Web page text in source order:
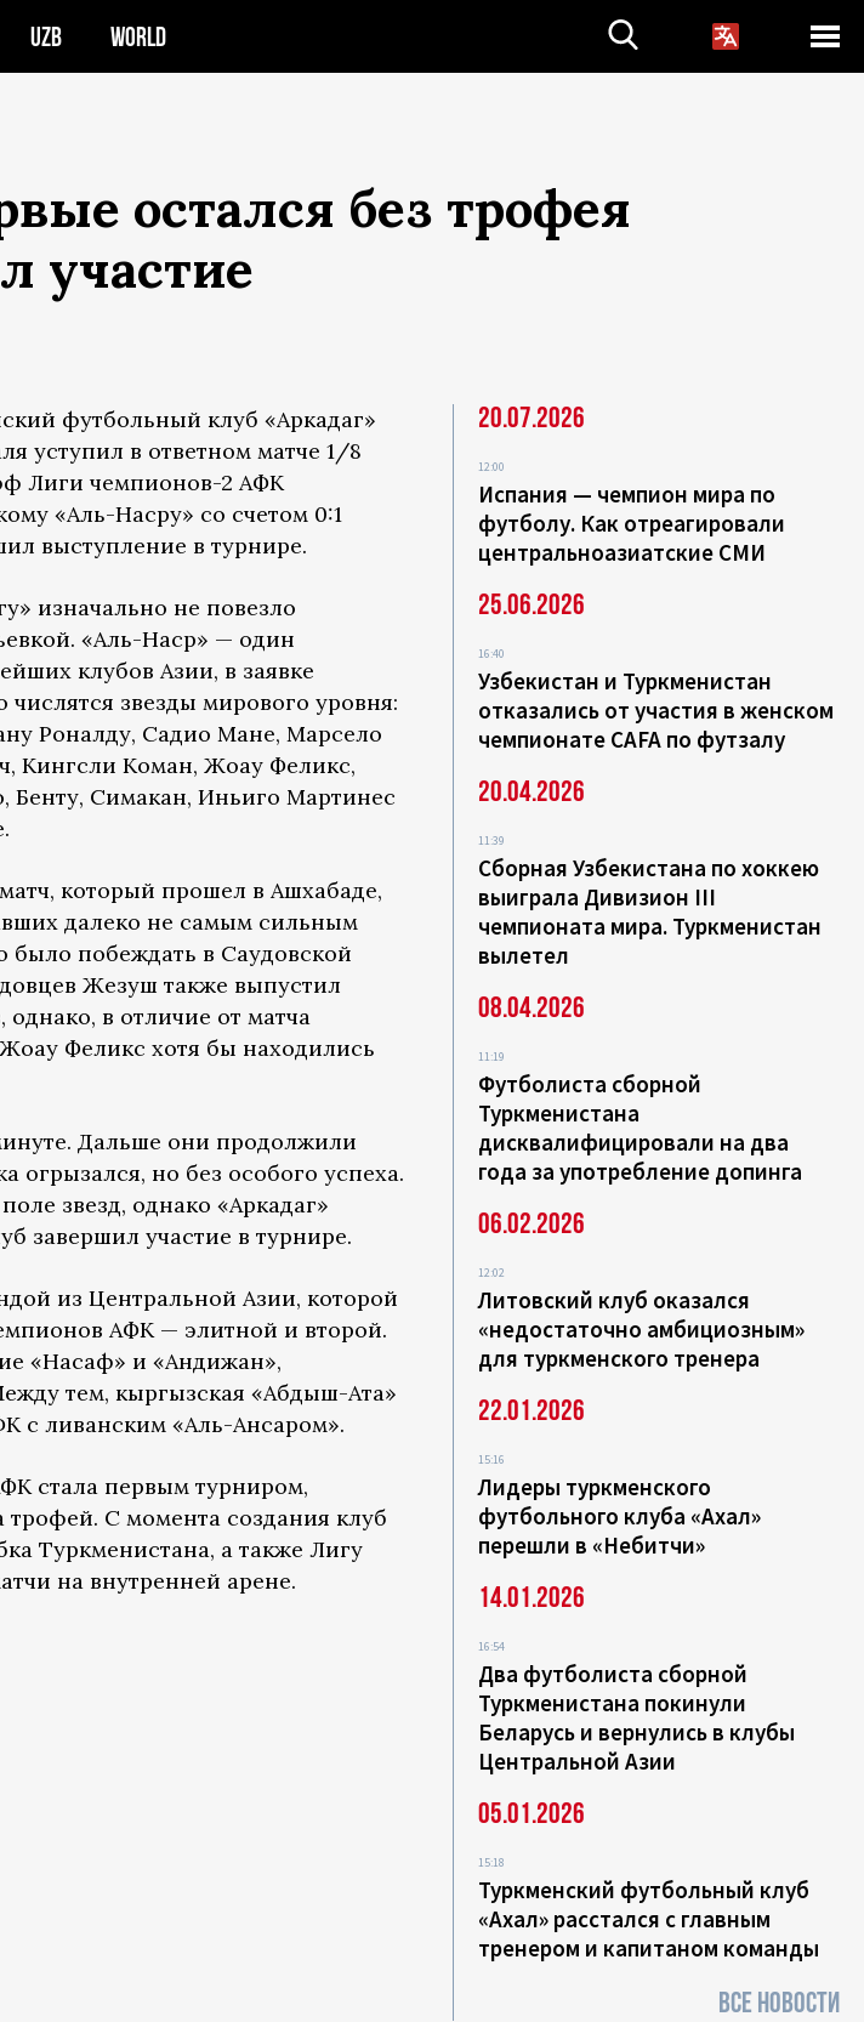
UZB WORLD
остался без трофея
участие
футбольный клуб «Аркадаг»
уступил в ответном матче 1/8
Лиги чемпионов-2 АФК
«Аль-Насру» со счетом 0:1
выступление в турнире.
изначально не повезло
«Аль-Наср» — один
клубов Азии, в заявке
числятся звезды мирового уровня:
Роналду, Садио Мане, Марсело
Кингсли Коман, Жоау Феликс,
Бенту, Симакан, Иньиго Мартинес
который прошел в Ашхабаде,
далеко не самым сильным
было побеждать в Саудовской
Жезуш также выпустил
однако, в отличие от матча
Феликс хотя бы находились
Дальше они продолжили
огрызался, но без особого успеха.
звезд, однако «Аркадаг»
завершил участие в турнире.
из Центральной Азии, которой
АФК — элитной и второй.
«Насаф» и «Андижан»,
тем, кыргызская «Абдыш-Ата»
с ливанским «Аль-Ансаром».
стала первым турниром,
трофей. С момента создания клуб
Туркменистана, а также Лигу
на внутренней арене.
20.07.2026
12:00
Испания — чемпион мира по
футболу. Как отреагировали
центральноазиатские СМИ
25.06.2026
16:40
Узбекистан и Туркменистан
отказались от участия в женском
чемпионате CAFA по футзалу
20.04.2026
11:39
Сборная Узбекистана по хоккею
выиграла Дивизион III
чемпионата мира. Туркменистан
вылетел
08.04.2026
11:19
Футболиста сборной
Туркменистана
дисквалифицировали на два
года за употребление допинга
06.02.2026
12:02
Литовский клуб оказался
«недостаточно амбициозным»
для туркменского тренера
22.01.2026
15:16
Лидеры туркменского
футбольного клуба «Ахал»
перешли в «Небитчи»
14.01.2026
16:54
Два футболиста сборной
Туркменистана покинули
Беларусь и вернулись в клубы
Центральной Азии
05.01.2026
15:18
Туркменский футбольный клуб
«Ахал» расстался с главным
тренером и капитаном команды
ВСЕ НОВОСТИ